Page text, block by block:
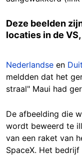
Deze beelden
locaties in de
Nederlandse en
meldden dat het
straal" Maui had
De afbeelding die
wordt beweerd te
van een raket van
SpaceX. Het bedrijf